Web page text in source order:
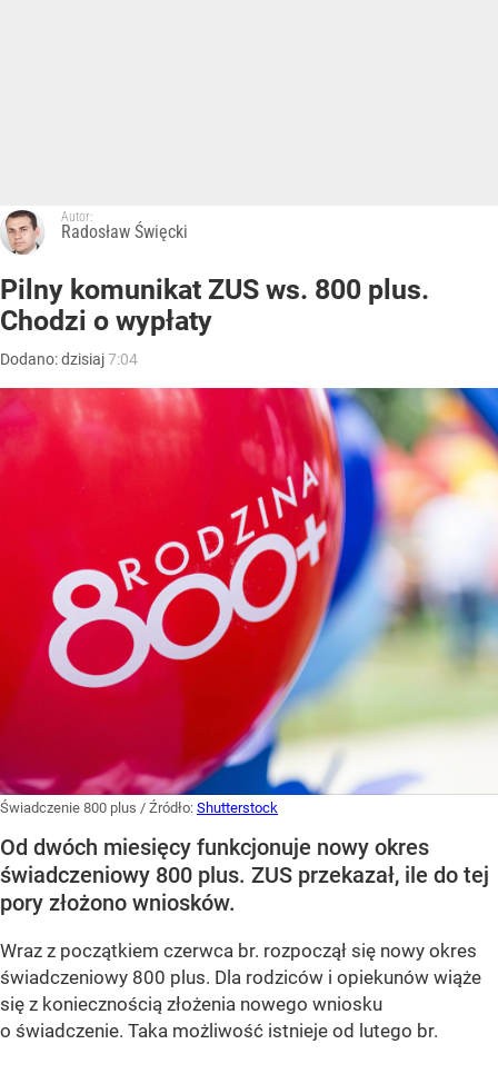
Autor:
Radosław Święcki
Pilny komunikat ZUS ws. 800 plus.
Chodzi o wypłaty
Dodano:dzisiaj7:04
Świadczenie 800 plus / Źródło: Shutterstock
Od dwóch miesięcy funkcjonuje nowy okres
świadczeniowy 800 plus. ZUS przekazał, ile do tej
pory złożono wniosków.
Wraz z początkiem czerwca br. rozpoczął się nowy okres
świadczeniowy 800 plus. Dla rodziców i opiekunów wiąże
się z koniecznością złożenia nowego wniosku
o świadczenie. Taka możliwość istnieje od lutego br.